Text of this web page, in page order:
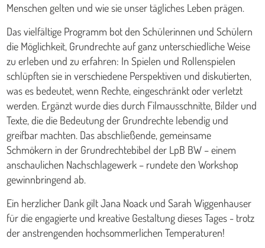
Menschen gelten und wie sie unser tägliches Leben prägen.
Das vielfältige Programm bot den Schülerinnen und Schülern
die Möglichkeit, Grundrechte auf ganz unterschiedliche Weise
zu erleben und zu erfahren: In Spielen und Rollenspielen
schlüpften sie in verschiedene Perspektiven und diskutierten,
was es bedeutet, wenn Rechte, eingeschränkt oder verletzt
werden. Ergänzt wurde dies durch Filmausschnitte, Bilder und
Texte, die die Bedeutung der Grundrechte lebendig und
greifbar machten. Das abschließende, gemeinsame
Schmökern in der Grundrechtebibel der LpB BW – einem
anschaulichen Nachschlagewerk – rundete den Workshop
gewinnbringend ab.
Ein herzlicher Dank gilt Jana Noack und Sarah Wiggenhauser
für die engagierte und kreative Gestaltung dieses Tages - trotz
der anstrengenden hochsommerlichen Temperaturen!